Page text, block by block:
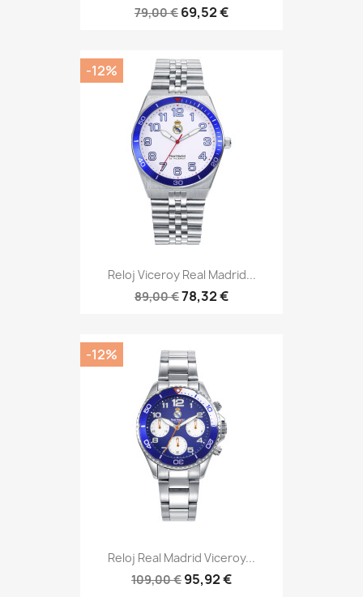
79,00 € 69,52 €
Reloj Viceroy Real Madrid...
89,00 €78,32 €
-12%
Reloj Real Madrid Viceroy...
109,00 € 95,92 €
-12%